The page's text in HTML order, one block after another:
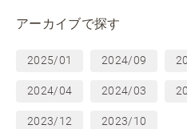
アーカイブで探す
2025/01 2024/09
2024/04 2024/03
2023/12 2023/10